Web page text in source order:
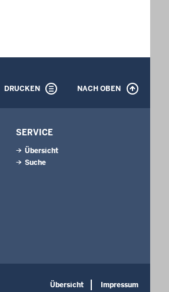
DRUCKEN NACH OBEN
SERVICE
Übersicht
Suche
Übersicht Impressum